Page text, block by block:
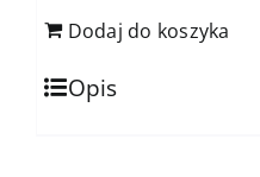
Dodaj do koszyka
Opis